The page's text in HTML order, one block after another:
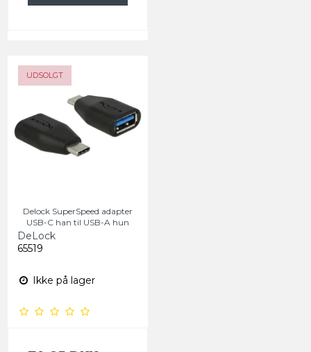
UDSOLGT
Delock SuperSpeed adapter
USB-C han til USB-A hun
DeLock
65519
Ikke på lager